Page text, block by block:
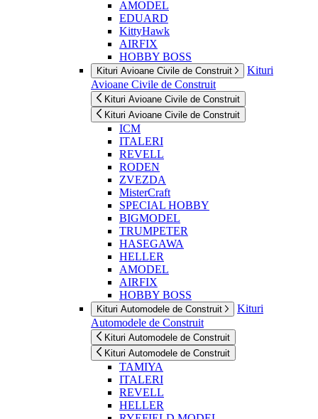
AMODEL
EDUARD
KittyHawk
AIRFIX
HOBBY BOSS
Kituri Avioane Civile de Construit
Kituri
Avioane Civile de Construit
Kituri Avioane Civile de Construit
Kituri Avioane Civile de Construit
ICM
ITALERI
REVELL
RODEN
ZVEZDA
MisterCraft
SPECIAL HOBBY
BIGMODEL
TRUMPETER
HASEGAWA
HELLER
AMODEL
AIRFIX
HOBBY BOSS
Kituri Automodele de Construit
Kituri
Automodele de Construit
Kituri Automodele de Construit
Kituri Automodele de Construit
TAMIYA
ITALERI
REVELL
HELLER